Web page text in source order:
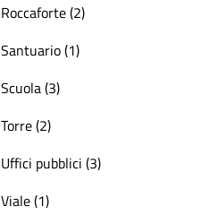
Roccaforte (2)
Santuario (1)
Scuola (3)
Torre (2)
Uffici pubblici (3)
Viale (1)